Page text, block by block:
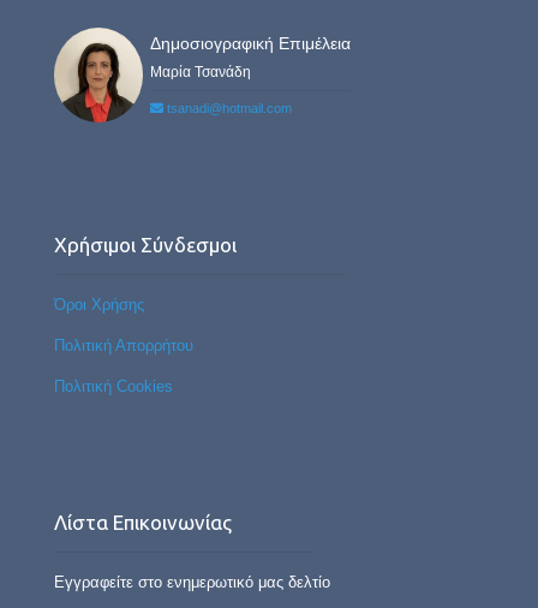
Δημοσιογραφική Επιμέλεια
Μαρία Τσανάδη
tsanadi@hotmail.com
Χρήσιμοι Σύνδεσμοι
Όροι Χρήσης
Πολιτική Απορρήτου
Πολιτική Cookies
Λίστα Επικοινωνίας
Εγγραφείτε στο ενημερωτικό μας δελτίο